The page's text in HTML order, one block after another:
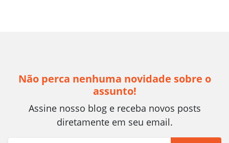
Não perca nenhuma novidade sobre o
assunto!
Assine nosso blog e receba novos posts
diretamente em seu email.